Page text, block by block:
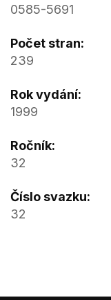
0585-5691
Počet stran:
239
Rok vydání:
1999
Ročník:
32
Číslo svazku:
32